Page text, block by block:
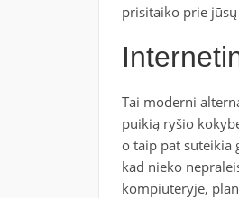
prisitaiko prie
Tai moderni
puikią ryšio
o taip pat suteikia
kad nieko
kompiuteryje,